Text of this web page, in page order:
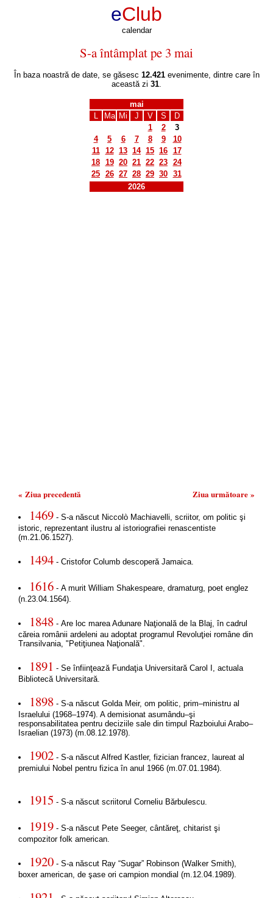
eClub
calendar
S-a întâmplat pe 3 mai
În baza noastră de date, se găsesc 12.421evenimente, dintre care în
această zi 31.
mai
L
Ma Mi J V S
D
1
2
3
4
5 6 7 8 9
10
11
12 13 14 15 16 17
18 19 20 21 22 23 24
25 26 27 28 29 30 31
2026
« Ziua precedentă Ziua următoare »
1469- S-a născut Niccolò Machiavelli, scriitor, om politic şi
istoric, reprezentant ilustru al istoriografiei renascentiste
(m.21.06.1527).
1494- Cristofor Columb descoperă Jamaica.
1616- A murit William Shakespeare, dramaturg, poet englez
(n.23.04.1564).
1848- Are loc marea Adunare Naţională de la Blaj, în cadrul
căreia românii ardeleni au adoptat programul Revoluţiei române din
Transilvania, "Petiţiunea Naţională".
1891 - Se înfiinţează Fundaţia Universitară Carol I, actuala
Bibliotecă Universitară.
1898- S-a născut Golda Meir, om politic, prim–ministru al
Israelului (1968–1974). A demisionat asumându–şi
responsabilitatea pentru deciziile sale din timpul Razboiului Arabo–
Israelian (1973) (m.08.12.1978).
1902- S-a născut Alfred Kastler, fizician francez, laureat al
premiului Nobel pentru fizica în anul 1966 (m.07.01.1984).
1915 - S-a născut scriitorul Corneliu Bărbulescu.
1919- S-a născut Pete Seeger, cântăreţ, chitarist şi
compozitor folk american.
1920- S-a născut Ray “Sugar” Robinson (Walker Smith),
boxer american, de şase ori campion mondial (m.12.04.1989).